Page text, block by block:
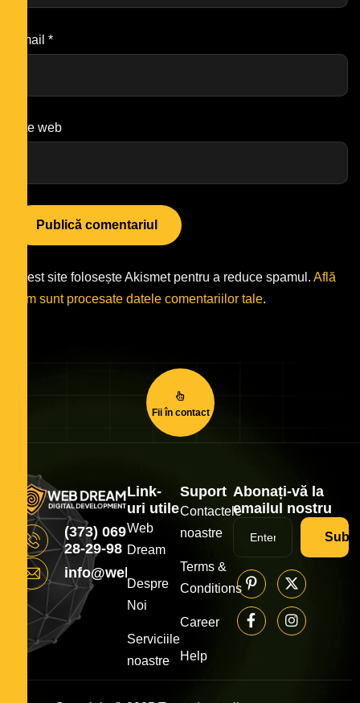
Email *
Site web
Acest site folosește Akismet pentru a reduce spamul. Află
cum sunt procesate datele comentariilor tale.
Fii în contact
(373) 069
28-29-98
info@webdream.md
Link-
uri utile
Web
Dream
Despre
Noi
Serviciile
noastre
Suport
Contactele
noastre
Terms &
Conditions
Career
Help
Abonați-vă la
emailul nostru